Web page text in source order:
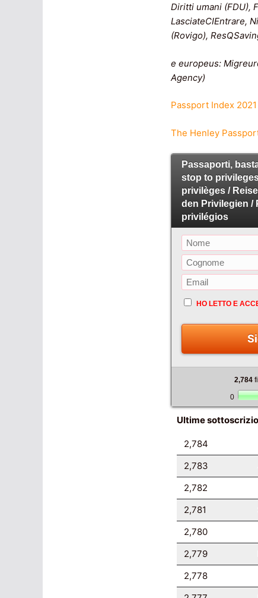
Diritti umani (FDU),
LasciateCIEntrare,
(Rovigo),
e europeus:
Agency)
Passport Index 2021
The Henley
Passaporti,
stop to
privilèges /
den Privilegien /
privilégios
HO LETTO E
2,784
0
Ultime
2,784
2,783
2,782
2,781
2,780
2,779
2,778